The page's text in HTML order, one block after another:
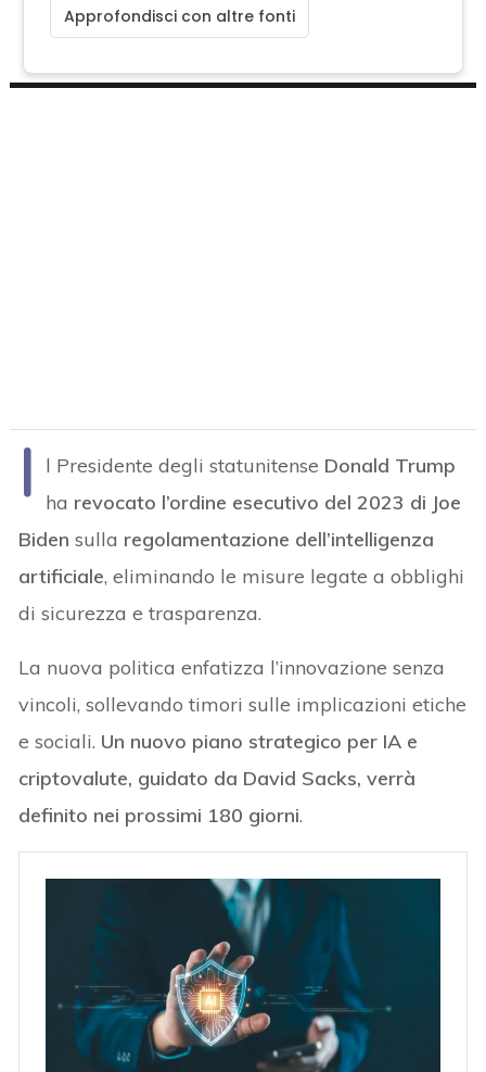
Approfondisci con altre fonti
I l Presidente degli statunitense Donald Trump
ha revocato l’ordine esecutivo del 2023 di Joe
Biden sulla regolamentazione dell’intelligenza
artificiale, eliminando le misure legate a obblighi
di sicurezza e trasparenza.
La nuova politica enfatizza l’innovazione senza
vincoli, sollevando timori sulle implicazioni etiche
e sociali. Un nuovo piano strategico per IA e
criptovalute, guidato da David Sacks, verrà
definito nei prossimi 180 giorni.